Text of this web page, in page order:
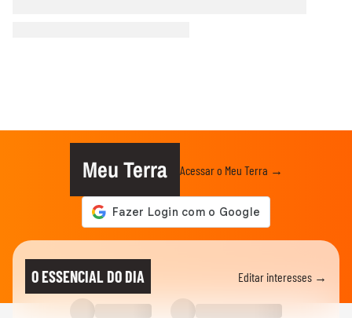
Meu Terra Acessar o Meu Terra →
O ESSENCIAL DO DIA Editar interesses →